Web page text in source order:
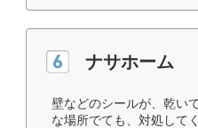
ナサホーム
壁などのシールが、乾い
な場所でても、対処して